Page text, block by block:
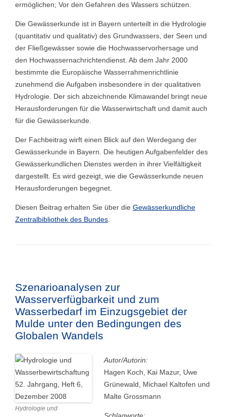
ermöglichen; Vor den Gefahren des Wassers schützen.
Die Gewässerkunde ist in Bayern unterteilt in die Hydrologie
(quantitativ und qualitativ) des Grundwassers, der Seen und
der Fließgewässer sowie die Hochwasservorhersage und
den Hochwassernachrichtendienst. Ab dem Jahr 2000
bestimmte die Europäische Wasserrahmenrichtlinie
zunehmend die Aufgaben insbesondere in der qualitativen
Hydrologie. Der sich abzeichnende Klimawandel bringt neue
Herausforderungen für die Wasserwirtschaft und damit auch
für die Gewässerkunde.
Der Fachbeitrag wirft einen Blick auf den Werdegang der
Gewässerkunde in Bayern. Die heutigen Aufgabenfelder des
Gewässerkundlichen Dienstes werden in ihrer Vielfältigkeit
dargestellt. Es wird gezeigt, wie die Gewässerkunde neuen
Herausforderungen begegnet.
Diesen Beitrag erhalten Sie über die Gewässerkundliche
Zentralbibliothek des Bundes
Szenarioanalysen zur
Wasserverfügbarkeit und zum
Wasserbedarf im Einzugsgebiet der
Mulde unter den Bedingungen des
Globalen Wandels
Hydrologie und
Autor/Autorin:
Hagen Koch, Kai Mazur, Uwe
Grünewald, Michael Kaltofen und
Malte Grossmann